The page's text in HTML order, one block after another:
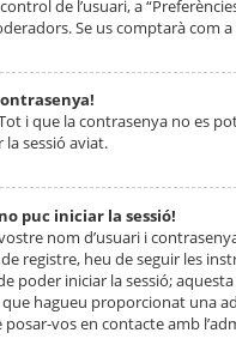
de l’usuari, a
Se us comptarà com
i que la contrasenya no es
sessió aviat.
puc iniciar la sessió!
nom d’usuari i
registre, heu de seguir les
poder iniciar la sessió;
hagueu proporcionat una
vos en contacte amb